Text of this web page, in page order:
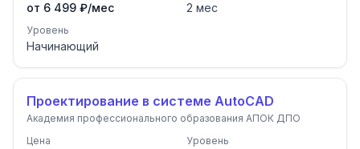
от 6 499 ₽/мес 2 мес
Уровень
Начинающий
Проектирование в системе AutoCAD
Академия профессионального образования АПОК ДПО
Цена
Уровень